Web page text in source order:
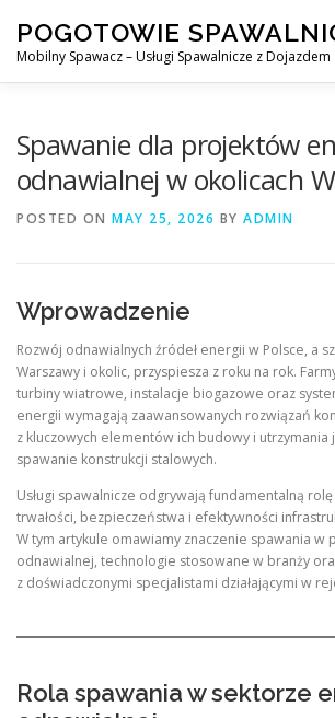
content
POGOTOWIE
Mobilny Spawacz – Usługi Spawalnicze z Dojazdem
Spawanie dla projektów
odnawialnej w okolicach
POSTED ON MAY 25, 2026 BY ADMIN
Wprowadzenie
Rozwój odnawialnych źródeł energii w Polsce, a
Warszawy i okolic, przyspiesza z roku na rok.
turbiny wiatrowe, instalacje biogazowe oraz
energii wymagają zaawansowanych rozwiązań
z kluczowych elementów ich budowy i
spawanie konstrukcji stalowych.
Usługi spawalnicze odgrywają fundamentalną
trwałości, bezpieczeństwa i efektywności
W tym artykule omawiamy znaczenie spawania w
odnawialnej, technologie stosowane w branży
z doświadczonymi specjalistami działającymi w
Rola spawania w sektorze